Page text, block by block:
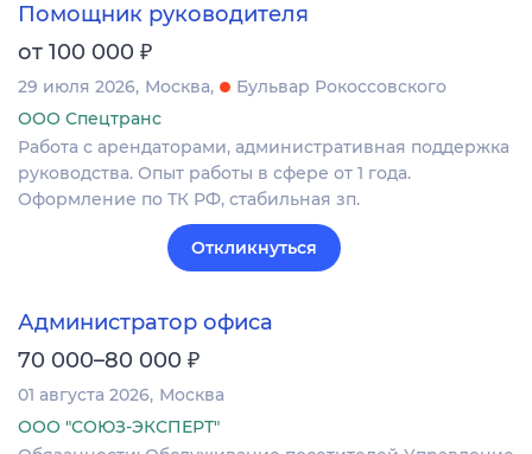
Помощник руководителя
от 100 000 ₽
29 июля 2026 Москва
Бульвар Рокоссовского
ООО Спецтранс
Работа с арендаторами, административная поддержка
руководства. Опыт работы в сфере от 1 года.
Оформление по ТК РФ, стабильная зп.
Откликнуться
Администратор офиса
70 000–80 000 ₽
01 августа 2026 Москва
ООО "СОЮЗ-ЭКСПЕРТ"